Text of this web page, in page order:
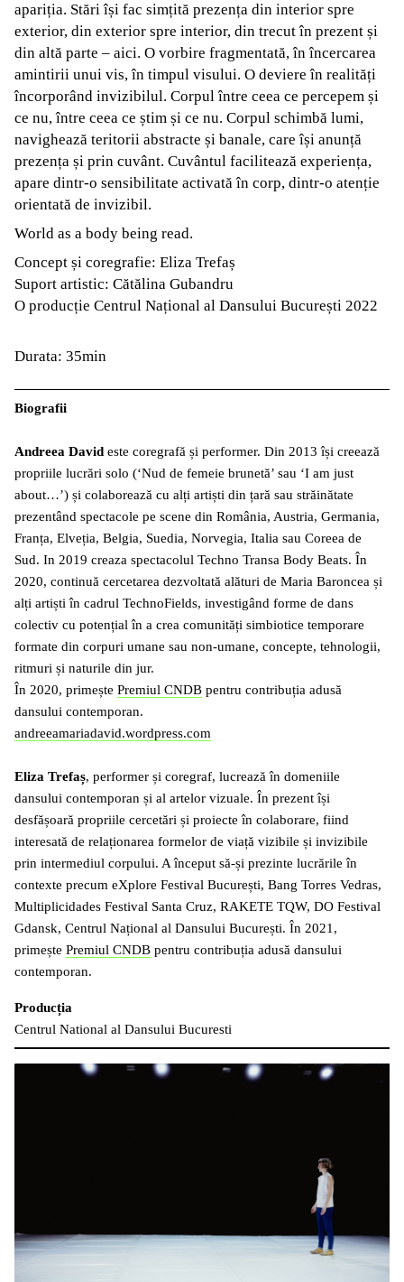
apariția. Stări își fac simțită prezența din interior spre
exterior, din exterior spre interior, din trecut în prezent și
din altă parte – aici. O vorbire fragmentată, în încercarea
amintirii unui vis, în timpul visului. O deviere în realități
încorporând invizibilul. Corpul între ceea ce percepem și
ce nu, între ceea ce știm și ce nu. Corpul schimbă lumi,
navighează teritorii abstracte și banale, care își anunță
prezența și prin cuvânt. Cuvântul facilitează experiența,
apare dintr-o sensibilitate activată în corp, dintr-o atenție
orientată de invizibil.
World as a body being read.
Concept și coregrafie: Eliza Trefaș
Suport artistic: Cătălina Gubandru
O producție Centrul Național al Dansului București 2022
Durata: 35min
Biografii
Andreea David este coregrafă și performer. Din 2013 își creează
propriile lucrări solo (‘Nud de femeie brunetă’ sau ‘I am just
about…’) și colaborează cu alți artiști din țară sau străinătate
prezentând spectacole pe scene din România, Austria, Germania,
Franța, Elveția, Belgia, Suedia, Norvegia, Italia sau Coreea de
Sud. In 2019 creaza spectacolul Techno Transa Body Beats. În
2020, continuă cercetarea dezvoltată alături de Maria Baroncea și
alți artiști în cadrul TechnoFields, investigând forme de dans
colectiv cu potențial în a crea comunități simbiotice temporare
formate din corpuri umane sau non-umane, concepte, tehnologii,
ritmuri și naturile din jur.
În 2020, primește Premiul CNDB pentru contribuția adusă
dansului contemporan.
andreeamariadavid.wordpress.com
Eliza Trefaș, performer și coregraf, lucrează în domeniile
dansului contemporan și al artelor vizuale. În prezent își
desfășoară propriile cercetări și proiecte în colaborare, fiind
interesată de relaționarea formelor de viață vizibile și invizibile
prin intermediul corpului. A început să-și prezinte lucrările în
contexte precum eXplore Festival București, Bang Torres Vedras,
Multiplicidades Festival Santa Cruz, RAKETE TQW, DO Festival
Gdansk, Centrul Național al Dansului București. În 2021,
primește Premiul CNDB pentru contribuția adusă dansului
contemporan.
Producția
Centrul National al Dansului Bucuresti